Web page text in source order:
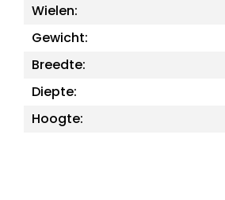
Wielen:
Gewicht:
Breedte:
Diepte:
Hoogte: